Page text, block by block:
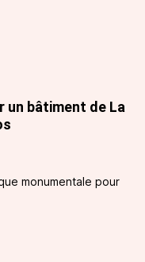
un bâtiment de La